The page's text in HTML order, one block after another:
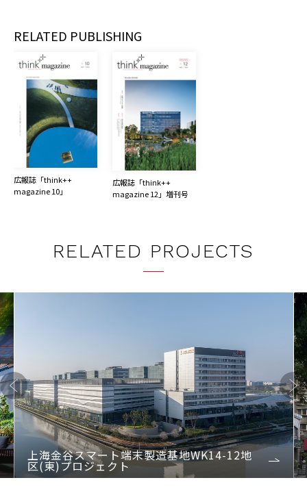
RELATED PUBLISHING
広報誌「think++
magazine 10」
広報誌「think++
magazine 12」増刊号
RELATED PROJECTS
Previo
us
上海金谷スマート端末製造基地WK14-12地
区(東)プロジェクト
Next